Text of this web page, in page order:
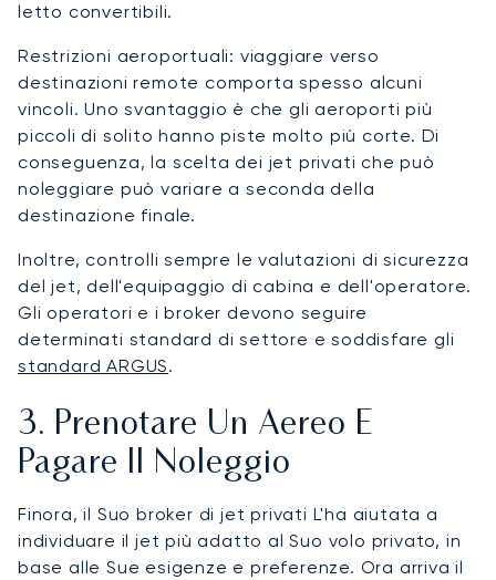
letto convertibili.
Restrizioni aeroportuali: viaggiare verso
destinazioni remote comporta spesso alcuni
vincoli. Uno svantaggio è che gli aeroporti più
piccoli di solito hanno piste molto più corte. Di
conseguenza, la scelta dei jet privati che può
noleggiare può variare a seconda della
destinazione finale.
Inoltre, controlli sempre le valutazioni di sicurezza
del jet, dell'equipaggio di cabina e dell'operatore.
Gli operatori e i broker devono seguire
determinati standard di settore e soddisfare gli
standard ARGUS.
3. Prenotare Un Aereo E
Pagare Il Noleggio
Finora, il Suo broker di jet privati L'ha aiutata a
individuare il jet più adatto al Suo volo privato, in
base alle Sue esigenze e preferenze. Ora arriva il